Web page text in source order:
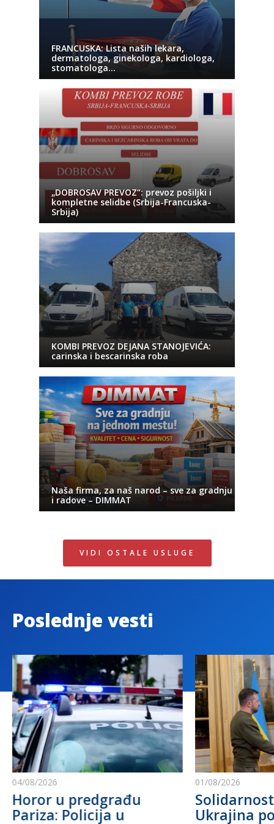
FRANCUSKA: Lista naših lekara,
dermatologa, ginekologa, kardiologa,
stomatologa…
„DOBROSAV PREVOZ“: prevoz pošiljki i
kompletne selidbe (Srbija-Francuska-
Srbija)
KOMBI PREVOZ DEJANA STANOJEVIĆA:
carinska i bescarinska roba
Naša firma, za naš narod – sve za gradnju
i radove – DIMMAT
VIDI OSTALE USLUGE
Poslednje vesti
04/08/2026
Horor u predgrađu
Pariza: Policija u
01/08/2026
Ukrajina